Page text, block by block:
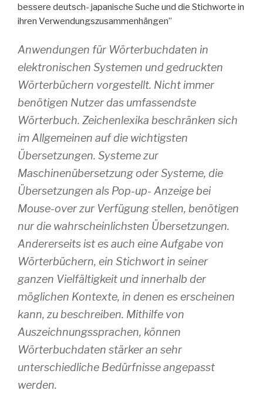
bessere deutsch- japanische Suche und die Stichworte in
ihren Verwendungszusammenhängen”
Anwendungen für Wörterbuchdaten in
elektronischen Systemen und gedruckten
Wörterbüchern vorgestellt. Nicht immer
benötigen Nutzer das umfassendste
Wörterbuch. Zeichenlexika beschränken sich
im Allgemeinen auf die wichtigsten
Übersetzungen. Systeme zur
Maschinenübersetzung oder Systeme, die
Übersetzungen als Pop-up- Anzeige bei
Mouse-over zur Verfügung stellen, benötigen
nur die wahrscheinlichsten Übersetzungen.
Andererseits ist es auch eine Aufgabe von
Wörterbüchern, ein Stichwort in seiner
ganzen Vielfältigkeit und innerhalb der
möglichen Kontexte, in denen es erscheinen
kann, zu beschreiben. Mithilfe von
Auszeichnungssprachen, können
Wörterbuchdaten stärker an sehr
unterschiedliche Bedürfnisse angepasst
werden.